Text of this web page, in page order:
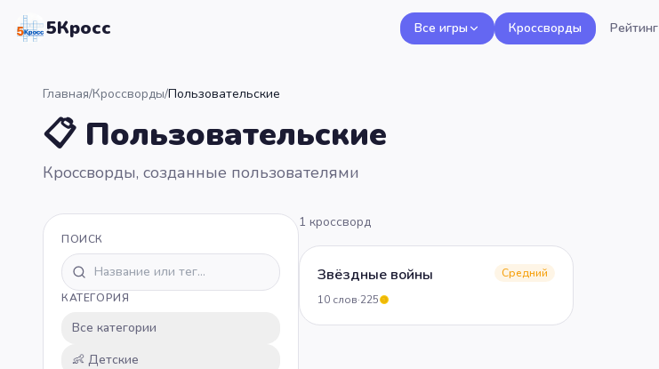
5Кросс Все игры Кроссворды Рейтинг
Главная/Кроссворды/Пользовательские
📋 Пользовательские
Кроссворды, созданные пользователями
ПОИСК
КАТЕГОРИЯ
Все категории
👶 Детские
1 кроссворд
Звёздные войны
Средний
10 слов·225